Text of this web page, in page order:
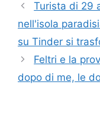
Turista di 29
nell'isola
su Tinder si
Feltri e la
dopo di me, le